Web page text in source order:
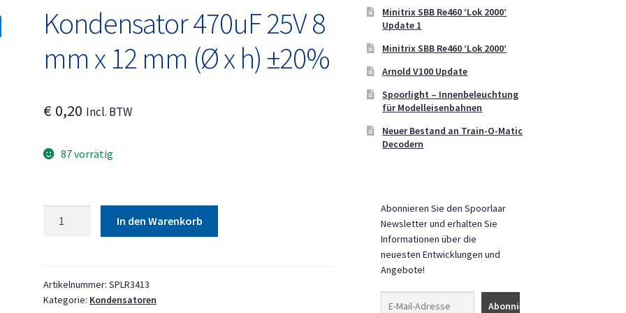
Kondensator 470uF 25V 8
mm x 12 mm (Ø x h) ±20%
€ 0,20 Incl. BTW
87 vorrätig
mm
x
In den Warenkorb
Artikelnummer:SPLR3413
Kategorie: Kondensatoren
Minitrix SBB Re460 ‘Lok 2000’
Update 1
Minitrix SBB Re460 ‘Lok 2000’
Arnold V100 Update
Spoorlight – Innenbeleuchtung
für Modelleisenbahnen
Neuer Bestand an Train-O-Matic
Decodern
Abonnieren Sie den Spoorlaar
Newsletter und erhalten Sie
Informationen über die
neuesten Entwicklungen und
Angebote!